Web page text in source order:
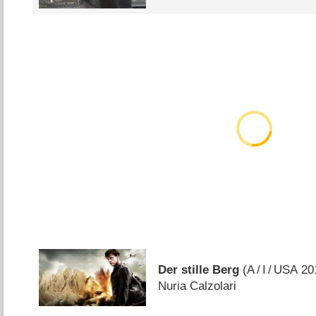
Der stille Berg (A/ I / USA
Nuria Calzolari